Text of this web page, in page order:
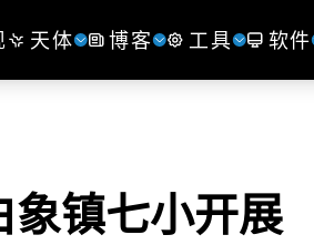
天体 博客 工具 软件
镇七小开展